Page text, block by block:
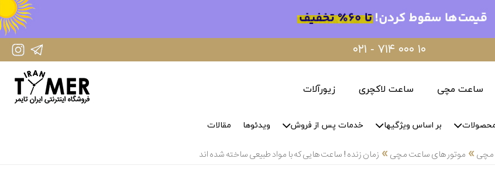
IranTimer Instagram Page ۰۲۱ - ۷۱۴ ۰۰۰ ۱۰
ساعت مچی ساعت لاکچری زیورآلات
بر اساس ویژگیها خدمات پس از فروش ویدئوها مقالات
مچی» موتور های ساعت مچی» زمان زنده ! ساعت هایی که با مواد طبیعی ساخته شده اند